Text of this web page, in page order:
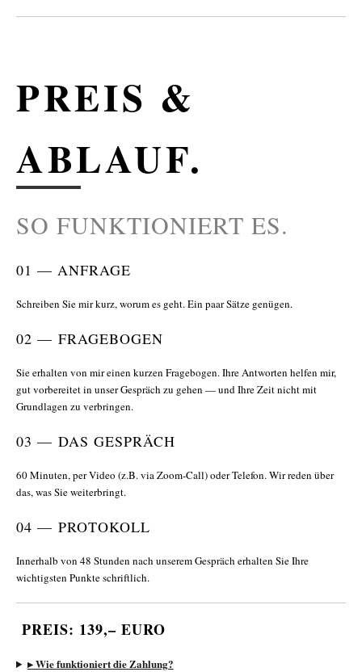
PREIS &
ABLAUF.
SO FUNKTIONIERT ES.
01 — ANFRAGE
Schreiben Sie mir kurz, worum es geht. Ein paar Sätze genügen.
02 — FRAGEBOGEN
Sie erhalten von mir einen kurzen Fragebogen. Ihre Antworten helfen mir,
gut vorbereitet in unser Gespräch zu gehen — und Ihre Zeit nicht mit
Grundlagen zu verbringen.
03 — DAS GESPRÄCH
60 Minuten, per Video (z.B. via Zoom-Call) oder Telefon. Wir reden über
das, was Sie weiterbringt.
04 — PROTOKOLL
Innerhalb von 48 Stunden nach unserem Gespräch erhalten Sie Ihre
wichtigsten Punkte schriftlich.
PREIS: 139,– EURO
▸ Wie funktioniert die Zahlung?